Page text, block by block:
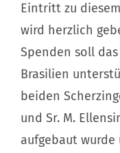
Eintritt zu
wird herzlich
Spenden soll das
Brasilien
beiden
und Sr. M.
aufgebaut